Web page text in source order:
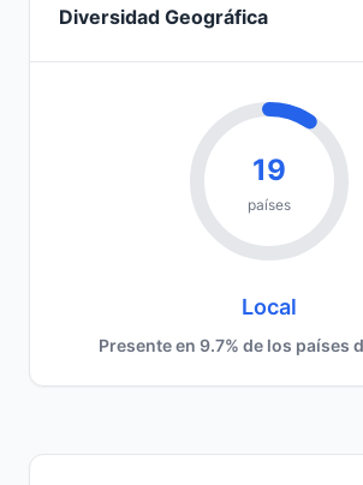
Diversidad Geográfica
19
países
Local
Presente en 9.7% de los países